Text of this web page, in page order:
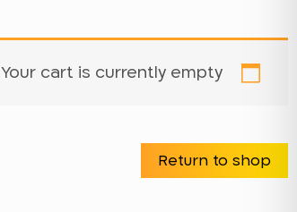
Your cart is currently empty.
Return to shop